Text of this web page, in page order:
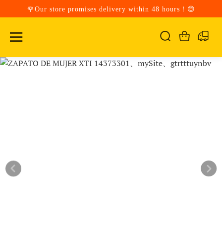
🌹Our store promises delivery within 48 hours！😊